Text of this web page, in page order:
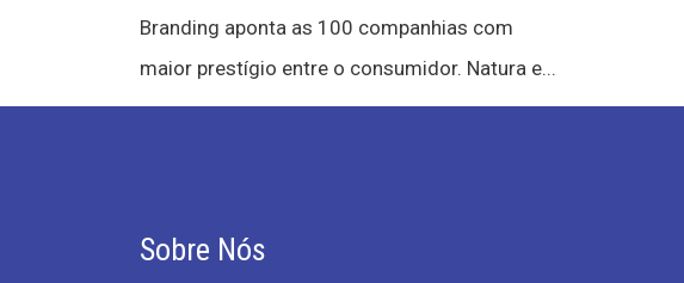
Branding aponta as 100 companhias com
maior prestígio entre o consumidor. Natura e...
Sobre Nós